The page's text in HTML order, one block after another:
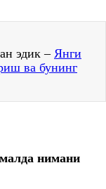
эдик – Янги
ва бунинг
нимани